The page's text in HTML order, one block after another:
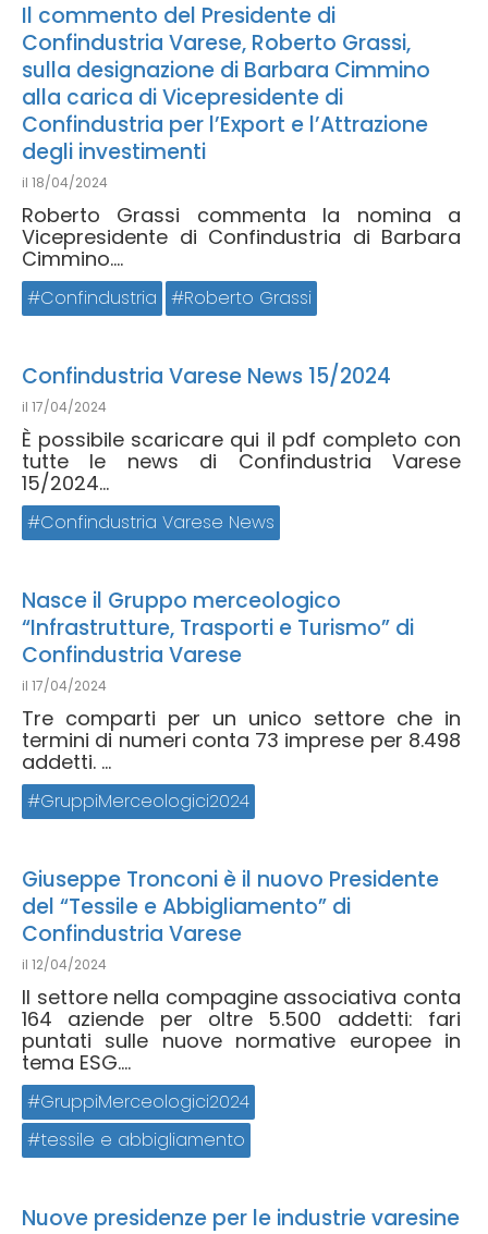
Il commento del Presidente di
Confindustria Varese, Roberto Grassi,
sulla designazione di Barbara Cimmino
alla carica di Vicepresidente di
Confindustria per l’Export e l’Attrazione
degli investimenti
il 18/04/2024
Roberto Grassi commenta la nomina a
Vicepresidente di Confindustria di Barbara
Cimmino....
Confindustria Roberto Grassi
Confindustria Varese News 15/2024
il 17/04/2024
È possibile scaricare qui il pdf completo con
tutte le news di Confindustria Varese
15/2024...
Confindustria Varese News
Nasce il Gruppo merceologico
“Infrastrutture, Trasporti e Turismo” di
Confindustria Varese
il 17/04/2024
Tre comparti per un unico settore che in
termini di numeri conta 73 imprese per 8.498
addetti. ...
GruppiMerceologici2024
Giuseppe Tronconi è il nuovo Presidente
del “Tessile e Abbigliamento” di
Confindustria Varese
il 12/04/2024
Il settore nella compagine associativa conta
164 aziende per oltre 5.500 addetti: fari
puntati sulle nuove normative europee in
tema ESG....
GruppiMerceologici2024
tessile e abbigliamento
Nuove presidenze per le industrie varesine